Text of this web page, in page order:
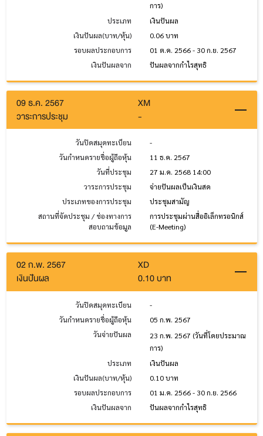
การ)
ประเภท
เงินปันผล
เงินปันผล(บาท/หุ้น)
0.06 บาท
รอบผลประกอบการ
01 ต.ค. 2566 - 30 ก.ย. 2567
เงินปันผลจาก
ปันผลจากกำไรสุทธิ
09 ธ.ค. 2567
XM
วาระการประชุม
-
วันปิดสมุดทะเบียน
-
วันกำหนดรายชื่อผู้ถือหุ้น
11 ธ.ค. 2567
วันที่ประชุม
27 ม.ค. 2568 14:00
วาระการประชุม
จ่ายปันผลเป็นเงินสด
ประเภทของการประชุม
ประชุมสามัญ
สถานที่จัดประชุม / ช่องทางการ
สอบถามข้อมูล
การประชุมผ่านสื่ออิเล็กทรอนิกส์
(E-Meeting)
02 ก.พ. 2567
XD
เงินปันผล
0.10 บาท
วันปิดสมุดทะเบียน
-
วันกำหนดรายชื่อผู้ถือหุ้น
05 ก.พ. 2567
วันจ่ายปันผล
23 ก.พ. 2567 (วันที่โดยประมาณ
การ)
ประเภท
เงินปันผล
เงินปันผล(บาท/หุ้น)
0.10 บาท
รอบผลประกอบการ
01 ม.ค. 2566 - 30 ก.ย. 2566
เงินปันผลจาก
ปันผลจากกำไรสุทธิ